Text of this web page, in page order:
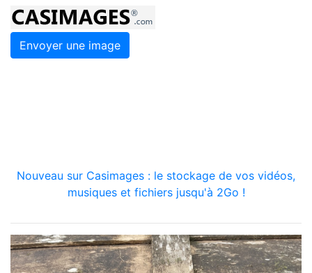
Envoyer une image
Nouveau sur Casimages : le stockage de vos vidéos,
musiques et fichiers jusqu'à 2Go !